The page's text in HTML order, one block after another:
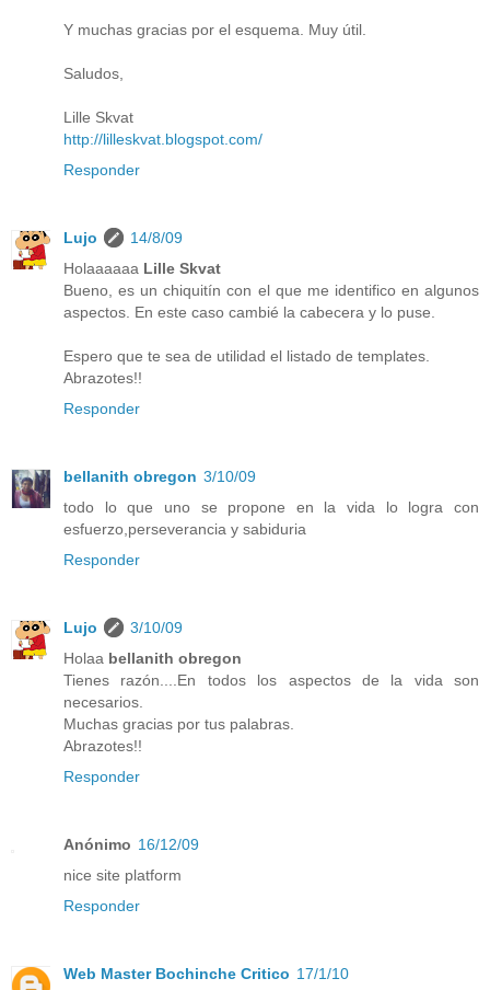
Y muchas gracias por el esquema. Muy útil.
Saludos,
Lille Skvat
http://lilleskvat.blogspot.com/
Responder
Lujo
14/8/09
Holaaaaaa Lille Skvat
Bueno, es un chiquitín con el que me identifico en algunos
aspectos. En este caso cambié la cabecera y lo puse.
Espero que te sea de utilidad el listado de templates.
Abrazotes!!
Responder
bellanith obregon 3/10/09
todo lo que uno se propone en la vida lo logra con
esfuerzo,perseverancia y sabiduria
Responder
Lujo
3/10/09
Holaa bellanith obregon
Tienes razón....En todos los aspectos de la vida son
necesarios.
Muchas gracias por tus palabras.
Abrazotes!!
Responder
Anónimo 16/12/09
nice site platform
Responder
Web Master Bochinche Critico 17/1/10